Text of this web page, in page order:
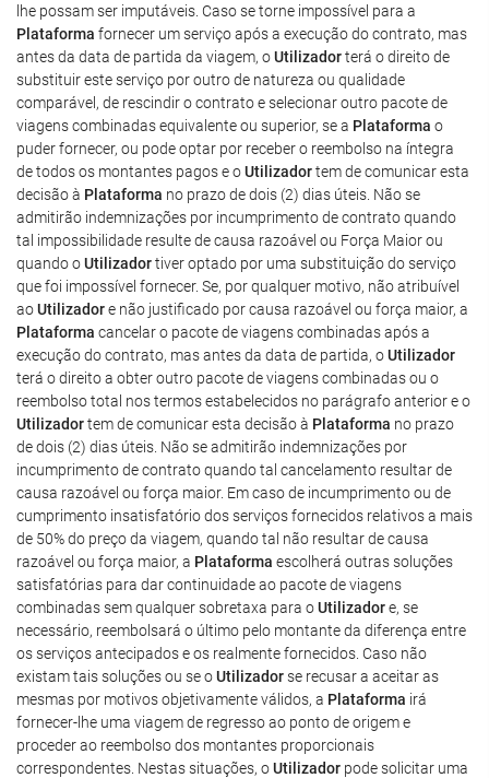
lhe possam ser imputáveis. Caso se torne impossível para a
Plataforma fornecer um serviço após a execução do contrato, mas
antes da data de partida da viagem, oUtilizadorterá o direito de
substituir este serviço por outro de natureza ou qualidade
comparável, de rescindir o contrato e selecionar outro pacote de
viagens combinadas equivalente ou superior, se a Plataforma o
puder fornecer, ou pode optar por receber o reembolso na íntegra
de todos os montantes pagos e oUtilizadortem de comunicar esta
decisão à Plataforma no prazo de dois (2) dias úteis. Não se
admitirão indemnizações por incumprimento de contrato quando
tal impossibilidade resulte de causa razoável ou Força Maior ou
quando oUtilizadortiver optado por uma substituição do serviço
que foi impossível fornecer. Se, por qualquer motivo, não atribuível
aoUtilizadore não justificado por causa razoável ou força maior, a
Plataforma cancelar o pacote de viagens combinadas após a
execução do contrato, mas antes da data de partida, oUtilizador
terá o direito a obter outro pacote de viagens combinadas ou o
reembolso total nos termos estabelecidos no parágrafo anterior e o
Utilizadortem de comunicar esta decisão à Plataforma no prazo
de dois (2) dias úteis. Não se admitirão indemnizações por
incumprimento de contrato quando tal cancelamento resultar de
causa razoável ou força maior. Em caso de incumprimento ou de
cumprimento insatisfatório dos serviços fornecidos relativos a mais
de 50% do preço da viagem, quando tal não resultar de causa
razoável ou força maior, a Plataforma escolherá outras soluções
satisfatórias para dar continuidade ao pacote de viagens
combinadas sem qualquer sobretaxa para oUtilizadore, se
necessário, reembolsará o último pelo montante da diferença entre
os serviços antecipados e os realmente fornecidos. Caso não
existam tais soluções ou se oUtilizadorse recusar a aceitar as
mesmas por motivos objetivamente válidos, a Plataforma irá
fornecer-lhe uma viagem de regresso ao ponto de origem e
proceder ao reembolso dos montantes proporcionais
correspondentes. Nestas situações, oUtilizador pode solicitar uma